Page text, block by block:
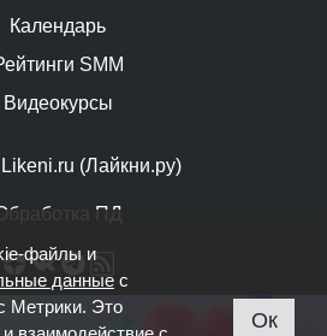
(Лайкни.ру)
ПД
Календарь
SMM
Видеокурсы
файлы и
данные с
Метрики. Это
Ок